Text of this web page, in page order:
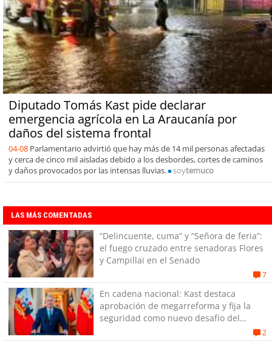
Diputado Tomás Kast pide declarar
emergencia agrícola en La Araucanía por
daños del sistema frontal
04-08 Parlamentario advirtió que hay más de 14 mil personas afectadas
y cerca de cinco mil aisladas debido a los desbordes, cortes de caminos
y daños provocados por las intensas lluvias.
soytemuco
LAS MÁS COMENTADAS
“Delincuente, cuma” y “Señora de feria”:
el fuego cruzado entre senadoras Flores
y Campillai en el Senado
7
En cadena nacional: Kast destaca
aprobación de megarreforma y fija la
seguridad como nuevo desafío del
2